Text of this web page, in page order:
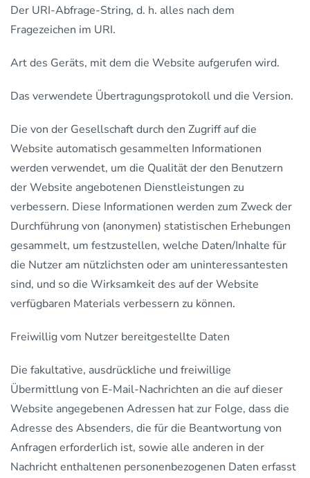
Der URI-Abfrage-String, d. h. alles nach dem
Fragezeichen im URI.
Art des Geräts, mit dem die Website aufgerufen wird.
Das verwendete Übertragungsprotokoll und die Version.
Die von der Gesellschaft durch den Zugriff auf die
Website automatisch gesammelten Informationen
werden verwendet, um die Qualität der den Benutzern
der Website angebotenen Dienstleistungen zu
verbessern. Diese Informationen werden zum Zweck der
Durchführung von (anonymen) statistischen Erhebungen
gesammelt, um festzustellen, welche Daten/Inhalte für
die Nutzer am nützlichsten oder am uninteressantesten
sind, und so die Wirksamkeit des auf der Website
verfügbaren Materials verbessern zu können.
Freiwillig vom Nutzer bereitgestellte Daten
Die fakultative, ausdrückliche und freiwillige
Übermittlung von E-Mail-Nachrichten an die auf dieser
Website angegebenen Adressen hat zur Folge, dass die
Adresse des Absenders, die für die Beantwortung von
Anfragen erforderlich ist, sowie alle anderen in der
Nachricht enthaltenen personenbezogenen Daten erfasst